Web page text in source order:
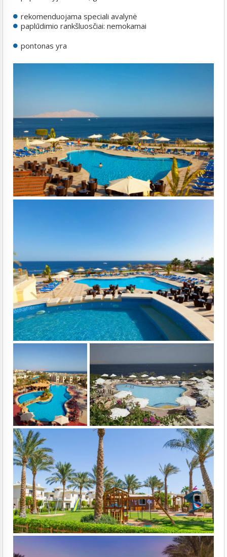
rekomenduojama speciali avalynė
paplūdimio rankšluosčiai: nemokamai
pontonas yra